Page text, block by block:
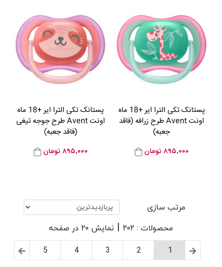
پستانک تکی الترا ایر +18 ماه
اونت Avent طرح زرافه (فاقد
جعبه)
۸۹۵,۰۰۰ تومان
پستانک تکی الترا ایر +18 ماه
اونت Avent طرح جوجه تیغی
(فاقد جعبه)
۸۹۵,۰۰۰ تومان
مرتب سازی
محصولات : ۲۰۲
| نمایش ۲۰ در صفحه
1
2
3
4
5